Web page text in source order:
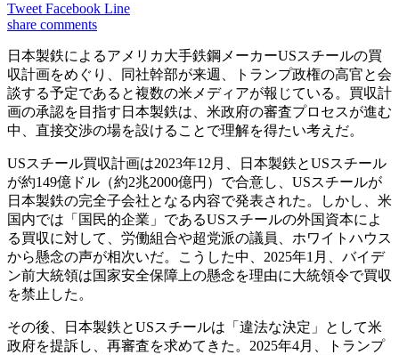
Tweet Facebook Line
share comments
日本製鉄によるアメリカ大手鉄鋼メーカーUSスチールの買
収計画をめぐり、同社幹部が来週、トランプ政権の高官と会
談する予定であると複数の米メディアが報じている。買収計
画の承認を目指す日本製鉄は、米政府の審査プロセスが進む
中、直接交渉の場を設けることで理解を得たい考えだ。
USスチール買収計画は2023年12月、日本製鉄とUSスチール
が約149億ドル（約2兆2000億円）で合意し、USスチールが
日本製鉄の完全子会社となる内容で発表された。しかし、米
国内では「国民的企業」であるUSスチールの外国資本によ
る買収に対して、労働組合や超党派の議員、ホワイトハウス
から懸念の声が相次いだ。こうした中、2025年1月、バイデ
ン前大統領は国家安全保障上の懸念を理由に大統領令で買収
を禁止した。
その後、日本製鉄とUSスチールは「違法な決定」として米
政府を提訴し、再審査を求めてきた。2025年4月、トランプ